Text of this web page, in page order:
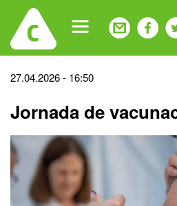
navigation
Back
top
27.04.2026 - 16:50
Jornada de